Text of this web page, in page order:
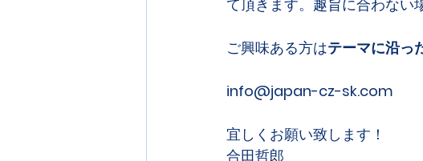
て頂きます。趣旨に合わない
ご興味ある方はテーマに沿っ
info@japan-cz-sk.com
宜しくお願い致します！
合田哲郎